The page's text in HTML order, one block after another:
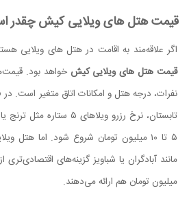
قیمت هتل های ویلایی کیش چقدر
اگر علاقه‌مند به اقامت در هتل های ویلایی
قیمت هتل های ویلایی کیش خواهد بود.
نفرات، درجه هتل و امکانات اتاق متغیر است. در
تابستان، نرخ رزرو
۵ تا ۱۰ میلیون تومان شروع شود. اما هتل
میلیون تومان هم ارائه می‌دهند.